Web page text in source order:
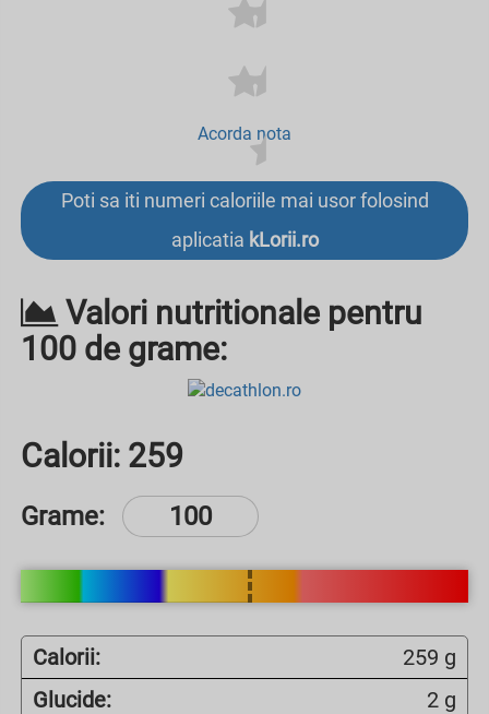
Acorda nota
Poti sa iti numeri caloriile mai usor folosind
aplicatia kLorii.ro
Valori nutritionale pentru
100 de grame:
Calorii: 259
Grame:
Calorii:
259 g
Glucide:
2 g